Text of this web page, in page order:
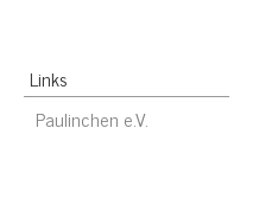
Links
Paulinchen e.V.